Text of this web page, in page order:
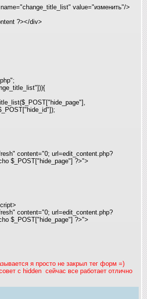
value="изменить"/>
?></div>
content="0; url=edit_content.php?
$_POST["hide_page"] ?>">
content="0; url=edit_content.php?
$_POST["hide_page"] ?>">
я просто не закрыл тег форм =)
с hidden сейчас все работает отлично